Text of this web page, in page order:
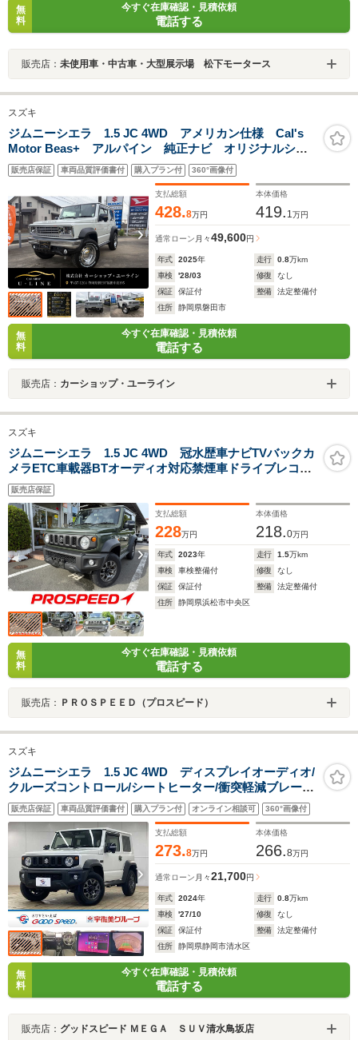
無
料
今すぐ在庫確認・見積依頼
電話する
販売店： 未使用車・中古車・大型展示場 松下モータース
スズキ
ジムニーシエラ 1.5 JC 4WD アメリカン仕様 Cal's
Motor Beas+ アルパイン 純正ナビ オリジナルシー
トカバー&フロアマット moonホイール オープンカン
トリA/T
販売店保証 車両品質評価書付 購入プラン付 360°画像付
支払総額
428.8万円
本体価格
419. 1 万円
通常ローン 月々49,600円
年式 2025年 走行 0.8万km
車検
'28/03 修復
なし
保証
保証付 整備
法定整備付
住所
静岡県磐田市
無
料
今すぐ在庫確認・見積依頼
電話する
販売店： カーショップ・ユーライン
スズキ
ジムニーシエラ 1.5 JC 4WD 冠水歴車ナビTVバックカ
メラETC車載器BTオーディオ対応禁煙車ドライブレコー
ダー前後2カメラ前席シートヒーターデュアルセンサーブ
レーキサポート衝突軽減ブレーキ踏み間違防止装置パー
トタイム4WD
販売店保証
支払総額
228万円
本体価格
218.0万円
年式 2023年 走行 1.5万km
車検
車検整備付 修復
なし
保証
保証付 整備
法定整備付
住所
静岡県浜松市中央区
無
料
今すぐ在庫確認・見積依頼
電話する
販売店： ＰＲＯＳＰＥＥＤ（プロスピード）
スズキ
ジムニーシエラ 1.5 JC 4WD ディスプレイオーディオ/
クルーズコントロール/シートヒーター/衝突軽減ブレーキ/
レーンディパーチャーアラート/アイドリングストッ
プ/LEDヘッドライト/ダウンヒルアシストコントロー
ル/ETC/バックカメラ/
販売店保証 車両品質評価書付 購入プラン付 オンライン相談可 360°画像付
支払総額
273.8万円
本体価格
266.8万円
通常ローン 月々21,700円
年式 2024年 走行 0.8万km
車検
'27/10 修復
なし
保証
保証付 整備
法定整備付
住所
静岡県静岡市清水区
無
料
今すぐ在庫確認・見積依頼
電話する
販売店： グッドスピード ＭＥＧＡ ＳＵＶ清水鳥坂店